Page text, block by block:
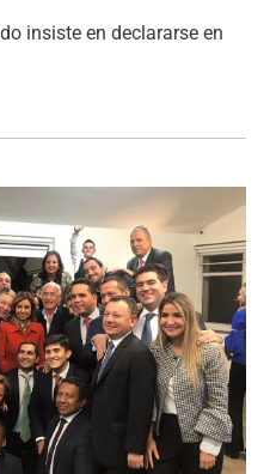
insiste en declararse en